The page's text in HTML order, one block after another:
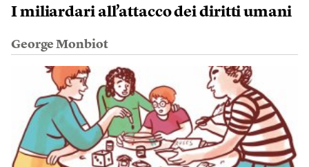
I miliardari all’attacco dei diritti umani
George Monbiot